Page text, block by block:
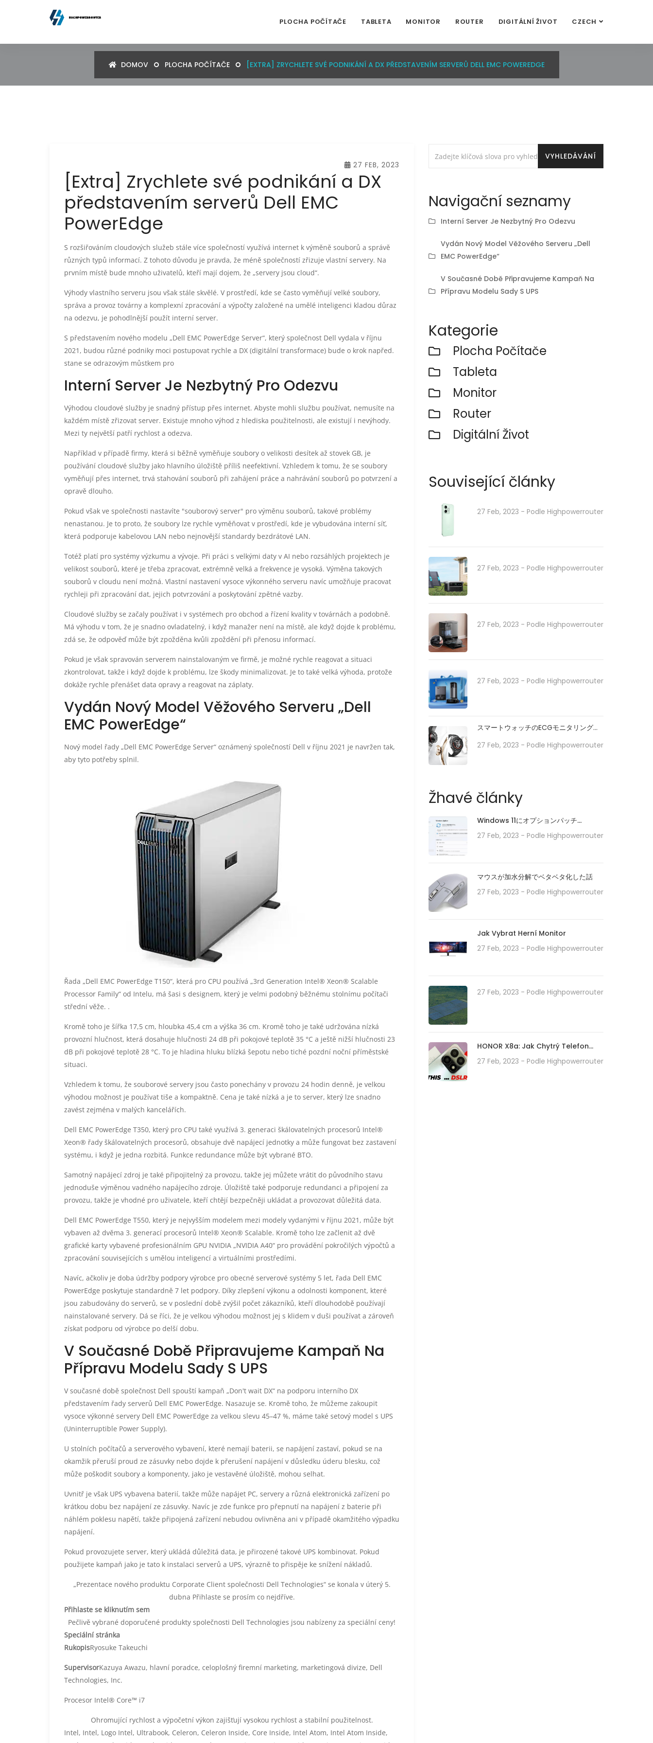
PLOCHA POČÍTAČE TABLETA MONITOR ROUTER DIGITÁLNÍ ŽIVOT CZECH
DOMOV PLOCHA POČÍTAČE [EXTRA] ZRYCHLETE SVÉ PODNIKÁNÍ A DX PŘEDSTAVENÍM SERVERŮ DELL EMC POWEREDGE
27 FEB, 2023
[Extra] Zrychlete své podnikání a DX
představením serverů Dell EMC
PowerEdge
S rozšiřováním cloudových služeb stále více společností využívá internet k výměně souborů a správě
různých typů informací. Z tohoto důvodu je pravda, že méně společností zřizuje vlastní servery. Na
prvním místě bude mnoho uživatelů, kteří mají dojem, že „servery jsou cloud“.
Výhody vlastního serveru jsou však stále skvělé. V prostředí, kde se často vyměňují velké soubory,
správa a provoz továrny a komplexní zpracování a výpočty založené na umělé inteligenci kladou důraz
na odezvu, je pohodlnější použít interní server.
S představením nového modelu „Dell EMC PowerEdge Server“, který společnost Dell vydala v říjnu
2021, budou různé podniky moci postupovat rychle a DX (digitální transformace) bude o krok napřed.
stane se odrazovým můstkem pro
Interní Server Je Nezbytný Pro Odezvu
Výhodou cloudové služby je snadný přístup přes internet. Abyste mohli službu používat, nemusíte na
každém místě zřizovat server. Existuje mnoho výhod z hlediska použitelnosti, ale existují i ​​​​nevýhody.
Mezi ty největší patří rychlost a odezva.
Například v případě firmy, která si běžně vyměňuje soubory o velikosti desítek až stovek GB, je
používání cloudové služby jako hlavního úložiště příliš neefektivní. Vzhledem k tomu, že se soubory
vyměňují přes internet, trvá stahování souborů při zahájení práce a nahrávání souborů po potvrzení a
opravě dlouho.
Pokud však ve společnosti nastavíte "souborový server" pro výměnu souborů, takové problémy
nenastanou. Je to proto, že soubory lze rychle vyměňovat v prostředí, kde je vybudována interní síť,
která podporuje kabelovou LAN nebo nejnovější standardy bezdrátové LAN.
Totéž platí pro systémy výzkumu a vývoje. Při práci s velkými daty v AI nebo rozsáhlých projektech je
velikost souborů, které je třeba zpracovat, extrémně velká a frekvence je vysoká. Výměna takových
souborů v cloudu není možná. Vlastní nastavení vysoce výkonného serveru navíc umožňuje pracovat
rychleji při zpracování dat, jejich potvrzování a poskytování zpětné vazby.
Cloudové služby se začaly používat i v systémech pro obchod a řízení kvality v továrnách a podobně.
Má výhodu v tom, že je snadno ovladatelný, i když manažer není na místě, ale když dojde k problému,
zdá se, že odpověď může být zpožděna kvůli zpoždění při přenosu informací.
Pokud je však spravován serverem nainstalovaným ve firmě, je možné rychle reagovat a situaci
zkontrolovat, takže i když dojde k problému, lze škody minimalizovat. Je to také velká výhoda, protože
dokáže rychle přenášet data opravy a reagovat na záplaty.
Vydán Nový Model Věžového Serveru „Dell
EMC PowerEdge“
Nový model řady „Dell EMC PowerEdge Server“ oznámený společností Dell v říjnu 2021 je navržen tak,
aby tyto potřeby splnil.
Řada „Dell EMC PowerEdge T150“, která pro CPU používá „3rd Generation Intel® Xeon® Scalable
Processor Family“ od Intelu, má šasi s designem, který je velmi podobný běžnému stolnímu počítači
střední věže. .
Kromě toho je šířka 17,5 cm, hloubka 45,4 cm a výška 36 cm. Kromě toho je také udržována nízká
provozní hlučnost, která dosahuje hlučnosti 24 dB při pokojové teplotě 35 °C a ještě nižší hlučnosti 23
dB při pokojové teplotě 28 °C. To je hladina hluku blízká šepotu nebo tiché pozdní noční příměstské
situaci.
Vzhledem k tomu, že souborové servery jsou často ponechány v provozu 24 hodin denně, je velkou
výhodou možnost je používat tiše a kompaktně. Cena je také nízká a je to server, který lze snadno
zavést zejména v malých kancelářích.
Dell EMC PowerEdge T350, který pro CPU také využívá 3. generaci škálovatelných procesorů Intel®
Xeon® řady škálovatelných procesorů, obsahuje dvě napájecí jednotky a může fungovat bez zastavení
systému, i když je jedna rozbitá. Funkce redundance může být vybrané BTO.
Samotný napájecí zdroj je také připojitelný za provozu, takže jej můžete vrátit do původního stavu
jednoduše výměnou vadného napájecího zdroje. Úložiště také podporuje redundanci a připojení za
provozu, takže je vhodné pro uživatele, kteří chtějí bezpečněji ukládat a provozovat důležitá data.
Dell EMC PowerEdge T550, který je nejvyšším modelem mezi modely vydanými v říjnu 2021, může být
vybaven až dvěma 3. generací procesorů Intel® Xeon® Scalable. Kromě toho lze začlenit až dvě
grafické karty vybavené profesionálním GPU NVIDIA „NVIDIA A40“ pro provádění pokročilých výpočtů a
zpracování souvisejících s umělou inteligencí a virtuálními prostředími.
Navíc, ačkoliv je doba údržby podpory výrobce pro obecné serverové systémy 5 let, řada Dell EMC
PowerEdge poskytuje standardně 7 let podpory. Díky zlepšení výkonu a odolnosti komponent, které
jsou zabudovány do serverů, se v poslední době zvýšil počet zákazníků, kteří dlouhodobě používají
nainstalované servery. Dá se říci, že je velkou výhodou možnost jej s klidem v duši používat a zároveň
získat podporu od výrobce po delší dobu.
V Současné Době Připravujeme Kampaň Na
Přípravu Modelu Sady S UPS
V současné době společnost Dell spouští kampaň „Don't wait DX“ na podporu interního DX
představením řady serverů Dell EMC PowerEdge. Nasazuje se. Kromě toho, že můžeme zakoupit
vysoce výkonné servery Dell EMC PowerEdge za velkou slevu 45–47 %, máme také setový model s UPS
(Uninterruptible Power Supply).
U stolních počítačů a serverového vybavení, které nemají baterii, se napájení zastaví, pokud se na
okamžik přeruší proud ze zásuvky nebo dojde k přerušení napájení v důsledku úderu blesku, což
může poškodit soubory a komponenty, jako je vestavěné úložiště, mohou selhat.
Uvnitř je však UPS vybavena baterií, takže může napájet PC, servery a různá elektronická zařízení po
krátkou dobu bez napájení ze zásuvky. Navíc je zde funkce pro přepnutí na napájení z baterie při
náhlém poklesu napětí, takže připojená zařízení nebudou ovlivněna ani v případě okamžitého výpadku
napájení.
Pokud provozujete server, který ukládá důležitá data, je přirozené takové UPS kombinovat. Pokud
použijete kampaň jako je tato k instalaci serverů a UPS, výrazně to přispěje ke snížení nákladů.
„Prezentace nového produktu Corporate Client společnosti Dell Technologies“ se konala v úterý 5.
dubna Přihlaste se prosím co nejdříve.
Přihlaste se kliknutím sem
Pečlivě vybrané doporučené produkty společnosti Dell Technologies jsou nabízeny za speciální ceny!
Speciální stránka
RukopisRyosuke Takeuchi
SupervisorKazuya Awazu, hlavní poradce, celoplošný firemní marketing, marketingová divize, Dell
Technologies, Inc.
Procesor Intel® Core™ i7
Ohromující rychlost a výpočetní výkon zajišťují vysokou rychlost a stabilní použitelnost.
Intel, Intel, Logo Intel, Ultrabook, Celeron, Celeron Inside, Core Inside, Intel Atom, Intel Atom Inside,
Navigační seznamy
Interní Server Je Nezbytný Pro Odezvu
Vydán Nový Model Věžového Serveru „Dell
EMC PowerEdge“
V Současné Době Připravujeme Kampaň Na
Přípravu Modelu Sady S UPS
Kategorie
Plocha Počítače
Tableta
Monitor
Router
Digitální Život
Související články
27 Feb, 2023 - Podle Highpowerrouter
27 Feb, 2023 - Podle Highpowerrouter
27 Feb, 2023 - Podle Highpowerrouter
27 Feb, 2023 - Podle Highpowerrouter
スマートウォッチのECGモニタリングで
27 Feb, 2023 - Podle Highpowerrouter
Žhavé články
Windows 11にオプションパッチ
「KB5010414」が配信開始。タスクバー
27 Feb, 2023 - Podle Highpowerrouter
マウスが加水分解でベタベタ化した話
27 Feb, 2023 - Podle Highpowerrouter
Jak Vybrat Herní Monitor
27 Feb, 2023 - Podle Highpowerrouter
27 Feb, 2023 - Podle Highpowerrouter
HONOR X8a: Jak Chytrý Telefon
Střední Třídy Předefinuje
27 Feb, 2023 - Podle Highpowerrouter